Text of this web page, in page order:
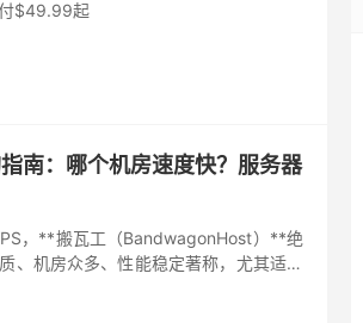
$49.99起
南：哪个机房速度快？服务器
，**搬瓦工（BandwagonHost）**绝
、机房众多、性能稳定著称，尤其适合